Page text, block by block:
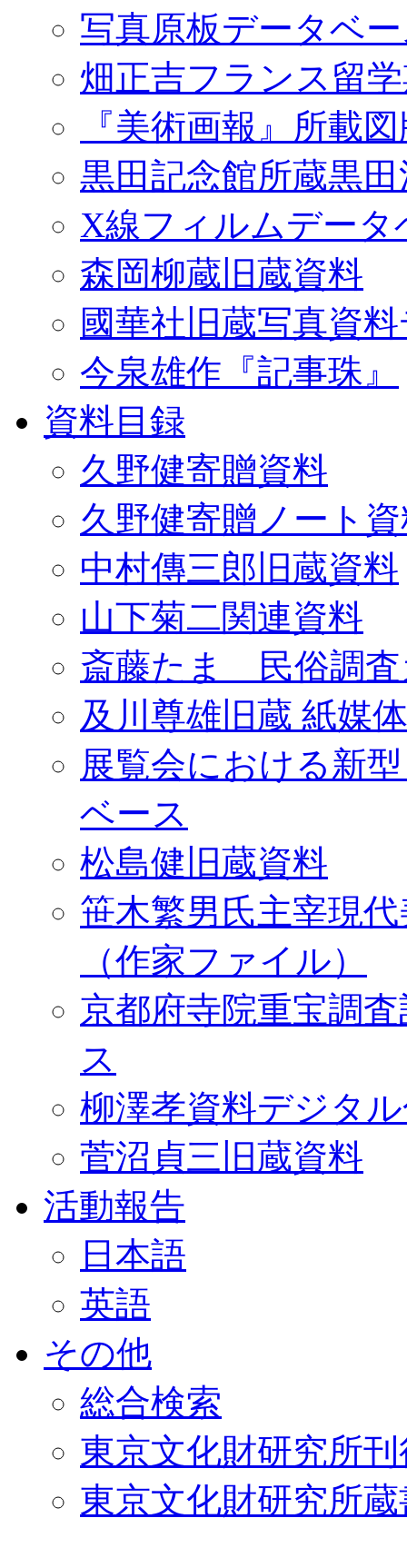
写真原板データベ
畑正吉フランス留
『美術画報』所載
黒田記念館所蔵黒
X線フィルムデータ
森岡柳蔵旧蔵資料
國華社旧蔵写真資
今泉雄作『記事珠』
資料目録
久野健寄贈資料
久野健寄贈ノート
中村傳三郎旧蔵資料
山下菊二関連資料
斎藤たま 民俗調査
及川尊雄旧蔵 紙媒
展覧会における新
ベース
松島健旧蔵資料
笹木繁男氏主宰現
（作家ファイル）
京都府寺院重宝調
ス
柳澤孝資料デジタ
菅沼貞三旧蔵資料
活動報告
日本語
英語
その他
総合検索
東京文化財研究所
東京文化財研究所